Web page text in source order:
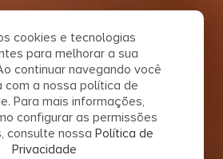
cookies e tecnologias
para melhorar a sua
continuar navegando você
com a nossa política de
Para mais informações,
configurar as permissões
consulte nossa Política de
Privacidade